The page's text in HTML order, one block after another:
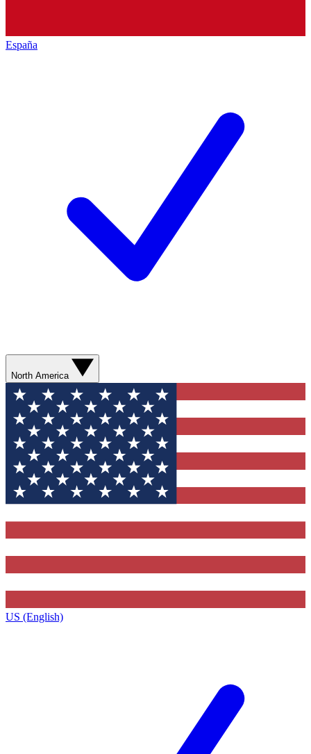
España
North America
US (English)